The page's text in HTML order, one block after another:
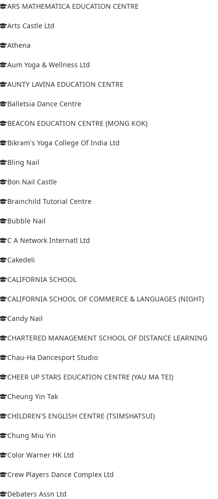
ARS MATHEMATICA EDUCATION CENTRE
Arts Castle Ltd
Athena
Aum Yoga & Wellness Ltd
AUNTY LAVINA EDUCATION CENTRE
Balletsia Dance Centre
BEACON EDUCATION CENTRE (MONG KOK)
Bikram's Yoga College Of India Ltd
Bling Nail
Bon Nail Castle
Brainchild Tutorial Centre
Bubble Nail
C A Network Internatl Ltd
Cakedeli
CALIFORNIA SCHOOL
CALIFORNIA SCHOOL OF COMMERCE & LANGUAGES (NIGHT)
Candy Nail
CHARTERED MANAGEMENT SCHOOL OF DISTANCE LEARNING
Chau-Ha Dancesport Studio
CHEER UP STARS EDUCATION CENTRE (YAU MA TEI)
Cheung Yin Tak
CHILDREN'S ENGLISH CENTRE (TSIMSHATSUI)
Chung Miu Yin
Color Warner HK Ltd
Crew Players Dance Complex Ltd
Debaters Assn Ltd